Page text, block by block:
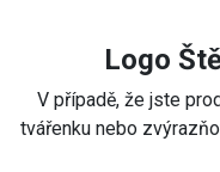
Logo
V případě, že jste
tvářenku nebo